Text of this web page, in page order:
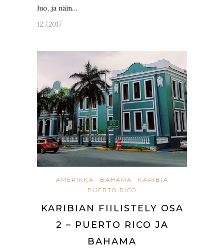
luo, ja näin…
12.7.2017
AMERIKKA BAHAMA
KARIBIA
PUERTO RICO
KARIBIAN FIILISTELY OSA
2 – PUERTO RICO JA
BAHAMA